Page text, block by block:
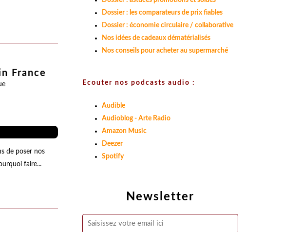
France
de poser nos
faire...
Newsletter
Dossier : les comparateurs de prix fiables
Dossier : économie circulaire / collaborative
Nos idées de cadeaux dématérialisés
Nos conseils pour acheter au supermarché
Ecouter nos podcasts audio :
Audible
Audioblog - Arte Radio
Amazon Music
Deezer
Spotify